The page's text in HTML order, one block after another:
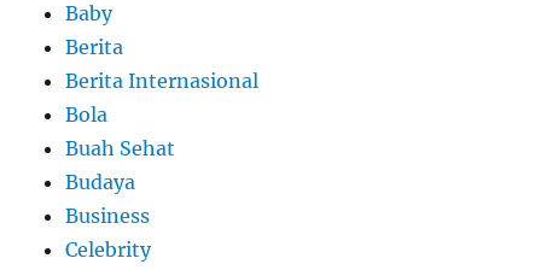
Baby
Berita
Berita Internasional
Bola
Buah Sehat
Budaya
Business
Celebrity